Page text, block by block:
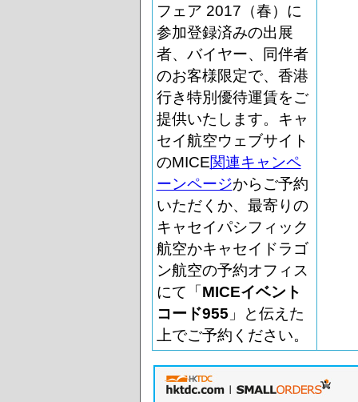
フェア 2017（春）に
参加登録済みの出展
者、バイヤー、同伴者
のお客様限定で、香港
行き特別優待運賃をご
提供いたします。キャ
セイ航空ウェブサイト
のMICE関連キャンペ
ーンページからご予約
いただくか、最寄りの
キャセイパシフィック
航空かキャセイドラゴ
ン航空の予約オフィス
にて「 MICEイベント
コード955 」と伝えた
上でご予約ください。